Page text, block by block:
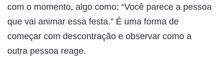
com o momento, algo como: “Você parece a pessoa
que vai animar essa festa.” É uma forma de
começar com descontração e observar como a
outra pessoa reage.